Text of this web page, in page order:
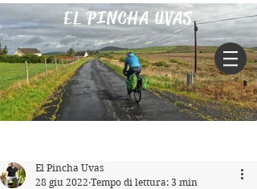
EL PINCHA UVAS
El Pincha Uvas
28 giu 2022 Tempo di lettura: 3 min